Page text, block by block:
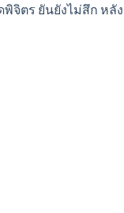
พิจิตร ยันยังไม่สึก หลั